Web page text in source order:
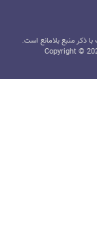
ذکر منبع بلامانع است.
Copyright ©